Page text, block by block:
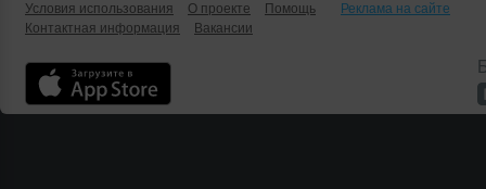
Условия использования
О проекте Помощь
Реклама на сайте
Контактная информация
Вакансии